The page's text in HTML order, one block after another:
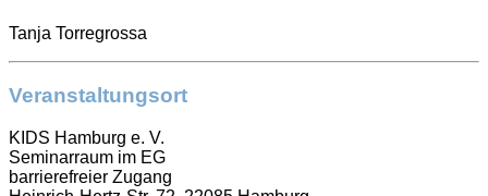
Tanja Torregrossa
Veranstaltungsort
KIDS Hamburg e. V.
Seminarraum im EG
barrierefreier Zugang